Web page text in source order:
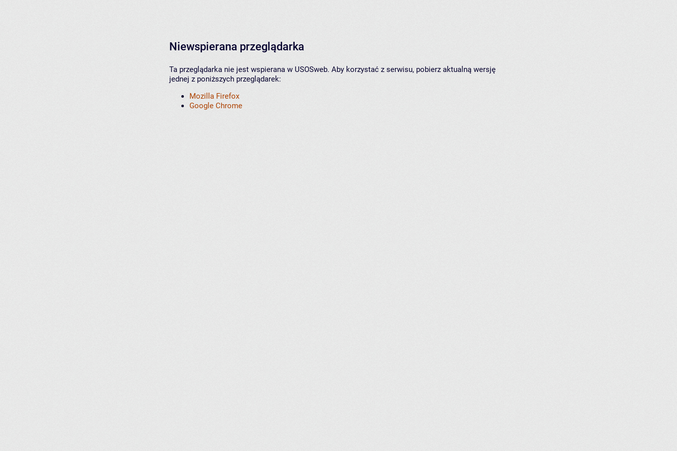
Niewspierana przeglądarka
Ta przeglądarka nie jest wspierana w USOSweb. Aby korzystać z serwisu, pobierz aktualną wersję
jednej z poniższych przeglądarek:
Mozilla Firefox
Google Chrome